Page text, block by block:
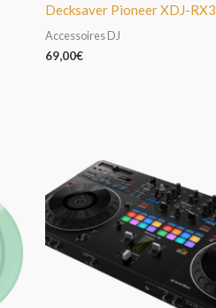
Decksaver Pioneer XDJ-RX3
Accessoires DJ
69,00€